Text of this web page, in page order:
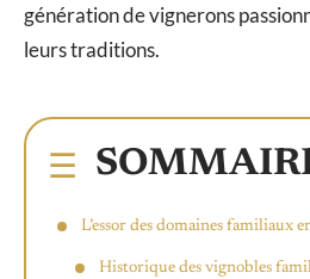
génération de vignerons
leurs traditions.
L’essor des domaines familiaux
Historique des vignobles